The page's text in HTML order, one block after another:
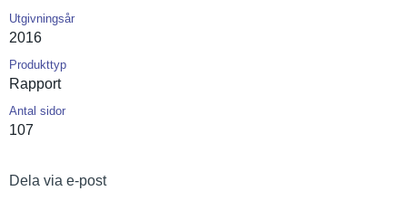
Utgivningsår
2016
Produkttyp
Rapport
Antal sidor
107
Dela via e-post